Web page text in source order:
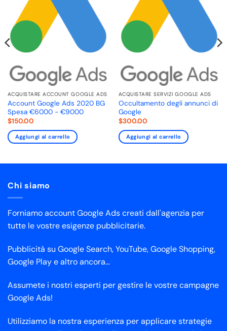
ACQUISTARE ACCOUNT GOOGLE ADS
Account Google Ads 2020 BG
Spesa €6000 - €9000
$150.00
Aggiungi al carrello
ACQUISTARE SERVIZI GOOGLE ADS
Occultamento degli annunci di
Google
$300.00
Aggiungi al carrello
Chi siamo
Forniamo account Google Ads creati dall'agenzia per
tutte le vostre esigenze pubblicitarie.
Pubblicità su Google Search, YouTube, Google Shopping,
Google Play e altro ancora...
Assumete i nostri esperti per gestire le vostre campagne
Google Ads!
Utilizziamo la nostra esperienza per applicare strategie